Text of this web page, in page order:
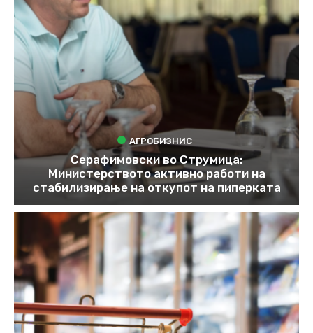
АГРОБИЗНИС
Серафимовски во Струмица:
Министерството активно работи на
стабилизирање на откупот на пиперката